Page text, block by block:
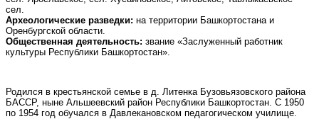
сел.
Археологические разведки: на территории Башкортостана и
Оренбургской области.
Общественная деятельность: звание «Заслуженный работник
культуры Республики Башкортостан».
Родился в крестьянской семье в д. Литенка Бузовьязовского района
БАССР, ныне Альшеевский район Республики Башкортостан. С 1950
по 1954 год обучался в Давлекановском педагогическом училище.